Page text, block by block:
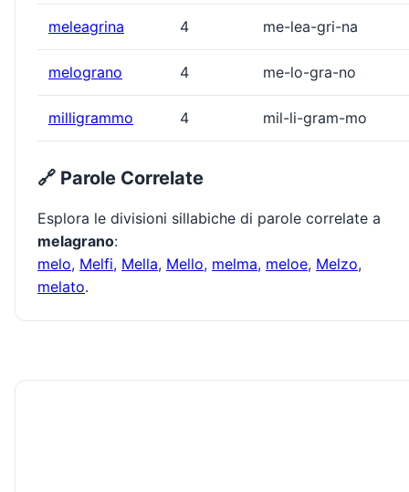
meleagrina 4 me-lea-gri-na
melograno 4 me-lo-gra-no
milligrammo 4 mil-li-gram-mo
🔗 Parole Correlate
Esplora le divisioni sillabiche di parole correlate a
melagrano:
melo, Melfi, Mella, Mello, melma, meloe, Melzo,
melato.